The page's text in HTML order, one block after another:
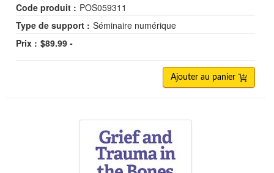
Code produit : POS059311
Type de support : Séminaire numérique
Prix : $89.99 -
Ajouter au panier